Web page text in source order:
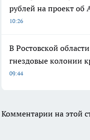
рублей на проект об
10:26
В Ростовской
гнездовые колонии
09:44
Комментарии на этой